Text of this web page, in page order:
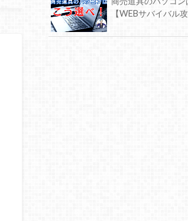
【WEBサバイバル